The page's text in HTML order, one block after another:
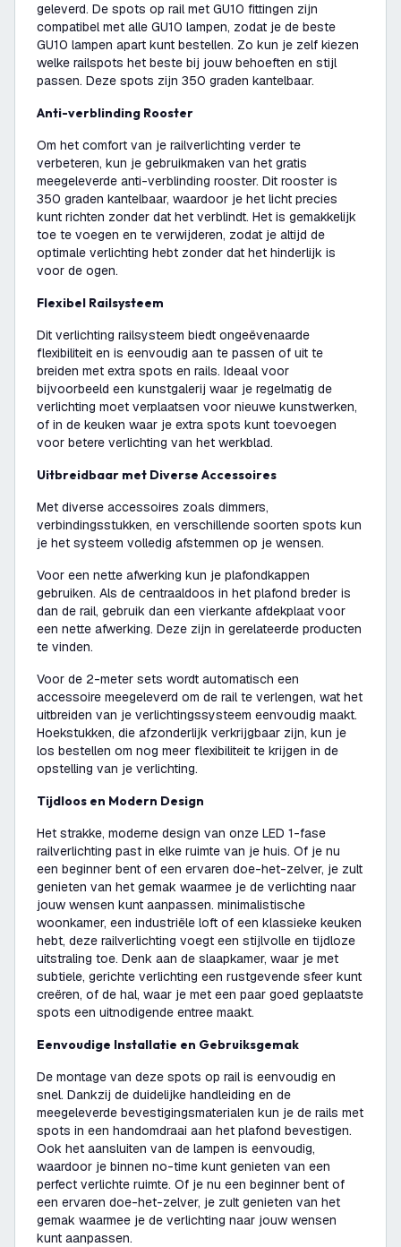
geleverd. De spots op rail met GU10 fittingen zijn
compatibel met alle GU10 lampen, zodat je de beste
GU10 lampen apart kunt bestellen. Zo kun je zelf kiezen
welke railspots het beste bij jouw behoeften en stijl
passen. Deze spots zijn 350 graden kantelbaar.
Anti-verblinding Rooster
Om het comfort van je railverlichting verder te
verbeteren, kun je gebruikmaken van het gratis
meegeleverde anti-verblinding rooster. Dit rooster is
350 graden kantelbaar, waardoor je het licht precies
kunt richten zonder dat het verblindt. Het is gemakkelijk
toe te voegen en te verwijderen, zodat je altijd de
optimale verlichting hebt zonder dat het hinderlijk is
voor de ogen.
Flexibel Railsysteem
Dit verlichting railsysteem biedt ongeëvenaarde
flexibiliteit en is eenvoudig aan te passen of uit te
breiden met extra spots en rails. Ideaal voor
bijvoorbeeld een kunstgalerij waar je regelmatig de
verlichting moet verplaatsen voor nieuwe kunstwerken,
of in de keuken waar je extra spots kunt toevoegen
voor betere verlichting van het werkblad.
Uitbreidbaar met Diverse Accessoires
Met diverse accessoires zoals dimmers,
verbindingsstukken, en verschillende soorten spots kun
je het systeem volledig afstemmen op je wensen.
Voor een nette afwerking kun je plafondkappen
gebruiken. Als de centraaldoos in het plafond breder is
dan de rail, gebruik dan een vierkante afdekplaat voor
een nette afwerking. Deze zijn in gerelateerde producten
te vinden.
Voor de 2-meter sets wordt automatisch een
accessoire meegeleverd om de rail te verlengen, wat het
uitbreiden van je verlichtingssysteem eenvoudig maakt.
Hoekstukken, die afzonderlijk verkrijgbaar zijn, kun je
los bestellen om nog meer flexibiliteit te krijgen in de
opstelling van je verlichting.
Tijdloos en Modern Design
Het strakke, moderne design van onze LED 1-fase
railverlichting past in elke ruimte van je huis. Of je nu
een beginner bent of een ervaren doe-het-zelver, je zult
genieten van het gemak waarmee je de verlichting naar
jouw wensen kunt aanpassen. minimalistische
woonkamer, een industriële loft of een klassieke keuken
hebt, deze railverlichting voegt een stijlvolle en tijdloze
uitstraling toe. Denk aan de slaapkamer, waar je met
subtiele, gerichte verlichting een rustgevende sfeer kunt
creëren, of de hal, waar je met een paar goed geplaatste
spots een uitnodigende entree maakt.
Eenvoudige Installatie en Gebruiksgemak
De montage van deze spots op rail is eenvoudig en
snel. Dankzij de duidelijke handleiding en de
meegeleverde bevestigingsmaterialen kun je de rails met
spots in een handomdraai aan het plafond bevestigen.
Ook het aansluiten van de lampen is eenvoudig,
waardoor je binnen no-time kunt genieten van een
perfect verlichte ruimte. Of je nu een beginner bent of
een ervaren doe-het-zelver, je zult genieten van het
gemak waarmee je de verlichting naar jouw wensen
kunt aanpassen.